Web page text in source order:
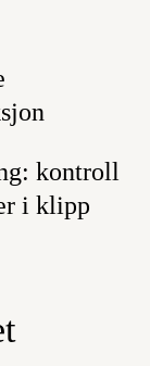
kontroll
i klipp